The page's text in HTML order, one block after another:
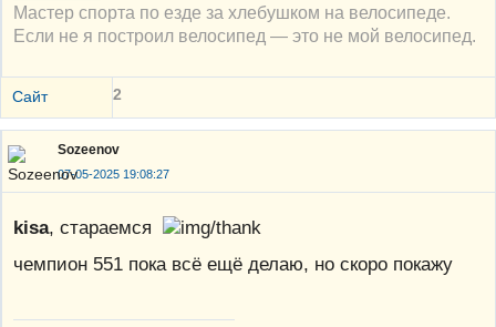
Мастер спорта по езде за хлебушком на велосипеде.
Если не я построил велосипед — это не мой велосипед.
Сайт 2
Sozeenov
07-05-2025 19:08:27
kisa, стараемся
чемпион 551 пока всё ещё делаю, но скоро покажу